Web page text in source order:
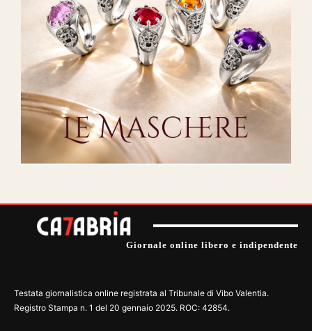
Giornale online libero e indipendente
Testata giornalistica online registrata al Tribunale di Vibo Valentia.
Registro Stampa n. 1 del 20 gennaio 2025. ROC: 42854.